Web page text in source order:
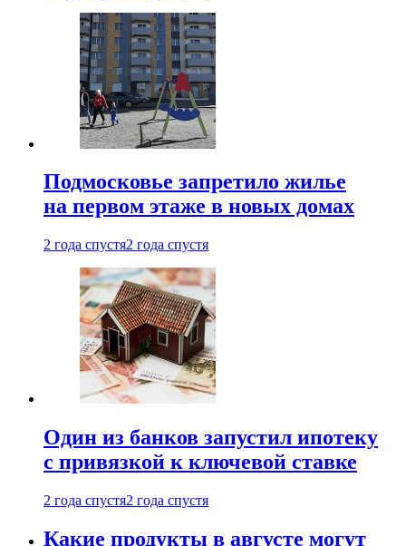
Подмосковье запретило жилье
на первом этаже в новых домах
2 года спустя2 года спустя
Один из банков запустил ипотеку
с привязкой к ключевой ставке
2 года спустя2 года спустя
Какие продукты в августе могут